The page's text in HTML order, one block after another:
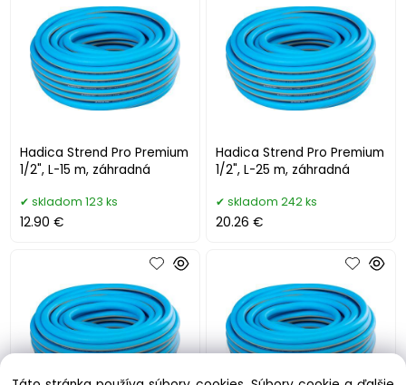
Hadica Strend Pro Premium
1/2", L-15 m, záhradná
skladom 123 ks
12.90 €
Hadica Strend Pro Premium
1/2", L-25 m, záhradná
skladom 242 ks
20.26 €